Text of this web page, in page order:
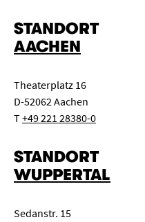
STANDORT
AACHEN
Theaterplatz 16
D-52062 Aachen
T+49 221 28380-0
STANDORT
WUPPERTAL
Sedanstr. 15